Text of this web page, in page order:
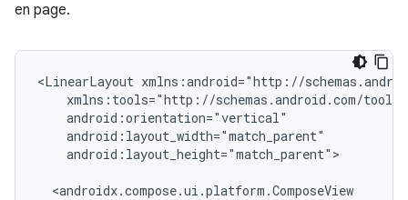
en page.
<LinearLayout
android:layout_height="match_parent">